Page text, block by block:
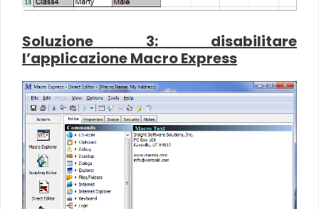
Soluzione 3: disabilitare
l’applicazione Macro Express